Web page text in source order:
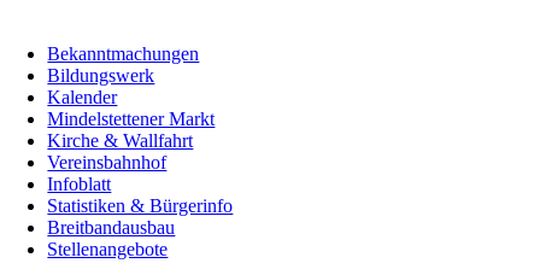
Bekanntmachungen
Bildungswerk
Kalender
Mindelstettener Markt
Kirche & Wallfahrt
Vereinsbahnhof
Infoblatt
Statistiken & Bürgerinfo
Breitbandausbau
Stellenangebote